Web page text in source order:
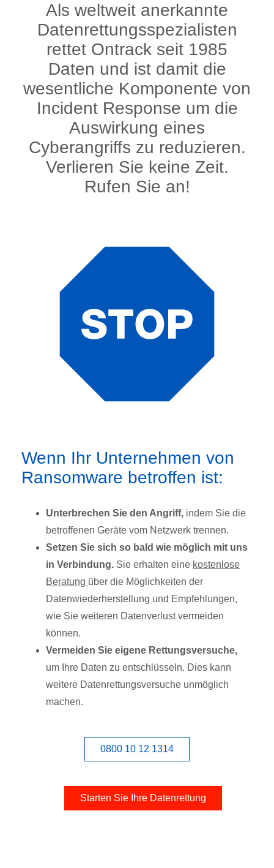
Als weltweit anerkannte
Datenrettungsspezialisten
rettet Ontrack seit 1985
Daten und ist damit die
wesentliche Komponente von
Incident Response um die
Auswirkung eines
Cyberangriffs zu reduzieren.
Verlieren Sie keine Zeit.
Rufen Sie an!
Wenn Ihr Unternehmen von
Ransomware betroffen ist:
Unterbrechen Sie den Angriff, indem Sie die
betroffenen Geräte vom Netzwerk trennen.
Setzen Sie sich so bald wie möglich mit uns
in Verbindung. Sie erhalten eine kostenlose
Beratung über die Möglichkeiten der
Datenwiederherstellung und Empfehlungen,
wie Sie weiteren Datenverlust vermeiden
können.
Vermeiden Sie eigene Rettungsversuche,
um Ihre Daten zu entschlüsseln. Dies kann
weitere Datenrettungsversuche unmöglich
machen.
0800 10 12 1314
Starten Sie Ihre Datenrettung